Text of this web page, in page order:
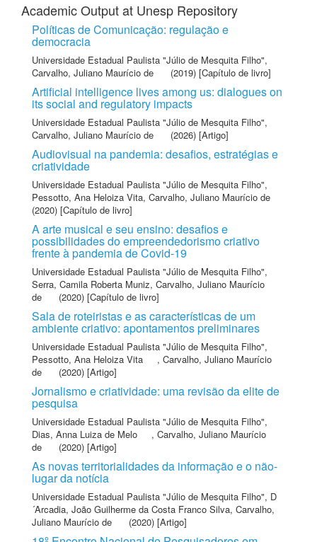
Academic Output at Unesp Repository
Políticas de Comunicação: regulação e
democracia
Universidade Estadual Paulista "Júlio de Mesquita Filho",
Carvalho, Juliano Maurício de
(2019) [Capítulo de livro]
Artificial intelligence lives among us: dialogues on
its social and regulatory impacts
Universidade Estadual Paulista "Júlio de Mesquita Filho",
Carvalho, Juliano Maurício de
(2026) [Artigo]
Audiovisual na pandemia: desafios, estratégias e
criatividade
Universidade Estadual Paulista "Júlio de Mesquita Filho",
Pessotto, Ana Heloiza Vita, Carvalho, Juliano Maurício de
(2020) [Capítulo de livro]
A arte musical e seu ensino: desafios e
possibilidades do empreendedorismo criativo
frente à pandemia de Covid-19
Universidade Estadual Paulista "Júlio de Mesquita Filho",
Serra, Camila Roberta Muniz, Carvalho, Juliano Maurício
de
(2020) [Capítulo de livro]
Sala de roteiristas e as características de um
ambiente criativo: apontamentos preliminares
Universidade Estadual Paulista "Júlio de Mesquita Filho",
Pessotto, Ana Heloiza Vita
, Carvalho, Juliano Maurício
de
(2020) [Artigo]
Jornalismo e criatividade: uma revisão da elite de
pesquisa
Universidade Estadual Paulista "Júlio de Mesquita Filho",
Dias, Anna Luiza de Melo
, Carvalho, Juliano Maurício
de
(2020) [Artigo]
As novas territorialidades da informação e o não-
lugar da notícia
Universidade Estadual Paulista "Júlio de Mesquita Filho", D
´Arcadia, João Guilherme da Costa Franco Silva, Carvalho,
Juliano Maurício de
(2020) [Artigo]